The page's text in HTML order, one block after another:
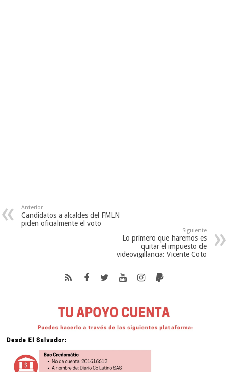
Anterior
Candidatos a alcaldes del FMLN
piden oficialmente el voto
Siguiente
Lo primero que haremos es
quitar el impuesto de
videovigillancia: Vicente Coto